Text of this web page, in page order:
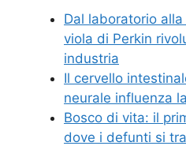
Dal laboratorio
viola di Perkin
industria
Il cervello
neurale influenza
Bosco di vita: il
dove i defunti si